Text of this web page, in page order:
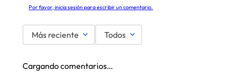
Por favor, inicia sesión para escribir un comentario.
Más reciente Todos
Cargando comentarios…